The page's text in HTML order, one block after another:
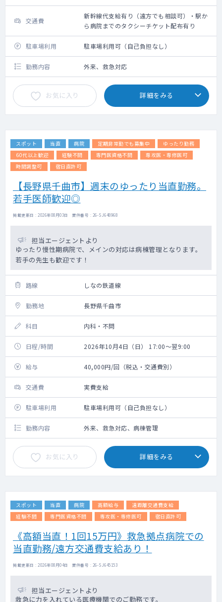
交通費
新幹線代支給有り（遠方でも相談可）・駅か
ら病院までのタクシーチケット配布有り
駐車場利用 駐車場利用可（自己負担なし）
勤務内容 外来、救急対応
お気に入り 詳細をみる
スポット 当直 病院 定期非常勤でも募集中
ゆったり勤務
60代以上歓迎
経験不問 専門医資格不問
専攻医・専修医可
時間調整可
宿日直許可
【長野県千曲市】週末のゆったり当直勤務。
若手医師歓迎◎
掲載更新日 : 2026年08月03日 案件番号 : 26-SJ648968
担当エージェントより
ゆったり慢性期病院で、メインの対応は病棟管理となります。
若手の先生も歓迎です！
路線 しなの鉄道線
勤務地 長野県千曲市
科目 内科・不問
日程/時間 2026年10月4日（日） 17:00～翌9:00
給与 40,000円/回（税込・交通費別）
交通費 実費支給
駐車場利用 駐車場利用可（自己負担なし）
勤務内容 外来、救急対応、病棟管理
お気に入り 詳細をみる
スポット 当直 病院 高額給与
遠距離交通費支給
経験不問
専門医資格不問 専攻医・専修医可 宿日直許可
《高額当直！1回15万円》救急拠点病院での
当直勤務/遠方交通費支給あり！
掲載更新日 : 2026年08月04日 案件番号 : 26-SJ645153
担当エージェントより
救急に力を入れている医療機関でのご勤務です。